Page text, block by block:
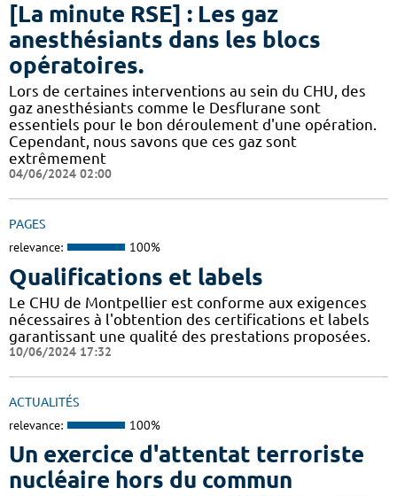
[La minute RSE] : Les gaz
anesthésiants dans les blocs
opératoires.
​​Lors de certaines interventions au sein du CHU, des
gaz anesthésiants comme le Desflurane sont
essentiels pour le bon déroulement d'une opération.
Cependant, nous savons que ces gaz sont
extrêmement
04/06/2024 02:00
PAGES
relevance: 100%
Qualifications et labels
Le CHU de Montpellier est conforme aux exigences
nécessaires à l'obtention des certifications et labels
garantissant une qualité des prestations proposées.
10/06/2024 17:32
ACTUALITÉS
relevance: 100%
Un exercice d'attentat terroriste
nucléaire hors du commun